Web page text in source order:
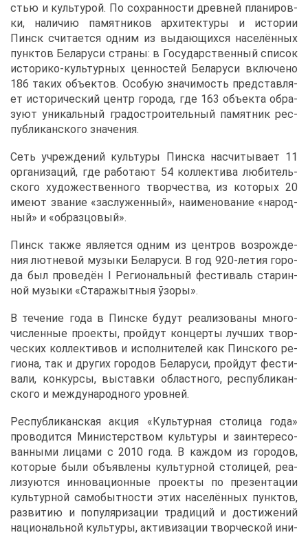
стью и куль­ту­рой. По со­хран­но­сти древ­ней пла­ни­ров­
ки, на­ли­чию па­мят­ни­ков ар­хи­тек­ту­ры и ис­то­рии
Пинск счи­та­ет­ся од­ним из вы­да­ю­щих­ся на­се­лён­ных
пунк­тов Бе­ла­ру­си стра­ны: в Го­су­дар­ствен­ный спи­сок
ис­то­ри­ко-куль­тур­ных цен­но­стей Бе­ла­ру­си вклю­че­но
186 та­ких объ­ек­тов. Осо­бую зна­чи­мость пред­став­ля­
ет ис­то­ри­че­ский центр го­ро­да, где 163 объ­ек­та об­ра­
зу­ют уни­каль­ный гра­до­стро­и­тель­ный па­мят­ник рес­
пуб­ли­кан­ско­го зна­че­ния.
Сеть учре­жде­ний куль­ту­ры Пин­ска на­счи­ты­ва­ет 11
ор­га­ни­за­ций, где ра­бо­та­ют 54 кол­лек­ти­ва лю­би­тель­
ско­го ху­до­же­ствен­но­го твор­че­ства, из ко­то­рых 20
име­ют зва­ние «за­слу­жен­ный», на­име­но­ва­ние «на­род­
ный» и «об­раз­цо­вый».
Пинск та­к­же яв­ля­ет­ся од­ним из цен­тров воз­рож­де­
ния лют­не­вой му­зы­ки Бе­ла­ру­си. В год 920-ле­тия го­ро­
да был про­ве­дён I Ре­ги­о­наль­ный фе­сти­валь ста­рин­
ной му­зы­ки «Ста­ра­жыт­ныя ўзо­ры».
В те­че­ние го­да в Пин­ске бу­дут ре­а­ли­зо­ва­ны мно­го­
чис­лен­ные про­ек­ты, прой­дут кон­цер­ты луч­ших твор­
че­ских кол­лек­ти­вов и ис­пол­ни­те­лей как Пин­ско­го ре­
ги­о­на, так и дру­гих го­ро­дов Бе­ла­ру­си, прой­дут фе­сти­
ва­ли, кон­кур­сы, вы­став­ки об­ласт­но­го, рес­пуб­ли­кан­
ско­го и меж­ду­на­род­но­го уров­ней.
Рес­пуб­ли­кан­ская ак­ция «Куль­тур­ная сто­ли­ца го­да»
про­во­дит­ся Ми­ни­стер­ством куль­ту­ры и за­ин­те­ре­со­
ван­ны­ми ли­ца­ми с 2010 го­да. В каж­дом из го­ро­дов,
ко­то­рые бы­ли объ­яв­ле­ны куль­тур­ной сто­ли­цей, ре­а­
ли­зу­ют­ся ин­но­ва­ци­он­ные про­ек­ты по пре­зен­та­ции
куль­тур­ной са­мо­быт­но­сти этих на­се­лён­ных пунк­тов,
раз­ви­тию и по­пу­ля­ри­за­ции тра­ди­ций и до­сти­же­ний
на­ци­о­наль­ной куль­ту­ры, ак­ти­ви­за­ции твор­че­ской ини­